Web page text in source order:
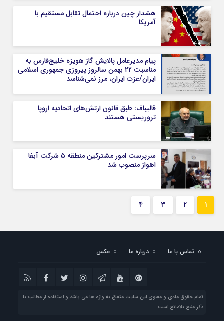
هشدار چین درباره احتمال تقابل مستقیم با
آمریکا
پیام مدیرعامل پالایش گاز هویزه خلیج‌فارس به
مناسبت ۲۲ بهمن سالروز پیروزی جمهوری اسلامی
ایران/عزت ایران، مرز نمی‌شناسد
قالیباف: طبق قانون ارتش‌های اتحادیه اروپا
تروریستی هستند
سرپرست امور مشترکین منطقه ۵ شرکت آبفا
اهواز منصوب شد
1
2
3
4
تماس با ما درباره ما عکس
تمام حقوق مادی و معنوی این سایت متعلق به واژه ها می باشد و استفاده از مطالب با
ذکر منبع بلامانع است.